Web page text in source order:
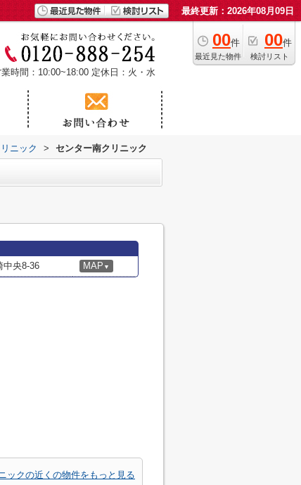
最終更新：2026年08月09日
00件
最近見た物件
00件
検討リスト
時間：10:00~18:00 定休日：火・水
ニック > センター南クリニック
中央8-36 MAP ▼
ックの近くの物件をもっと見る